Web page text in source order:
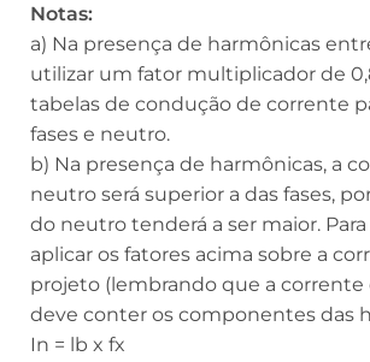
Notas:
a) Na presença de harmônicas
utilizar um fator multiplicador de
tabelas de condução de corrente
fases e neutro.
b) Na presença de harmônicas, a
neutro será superior a das fases,
do neutro tenderá a ser maior. Para
aplicar os fatores acima sobre a
projeto (lembrando que a
deve conter os componentes das
In = lb x fx